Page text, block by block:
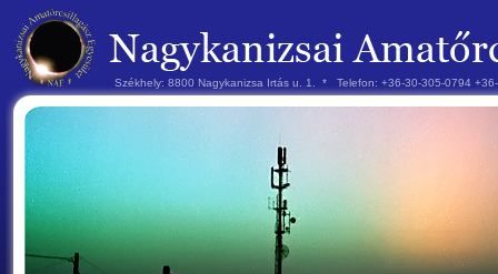
Székhely: 8800 Nagykanizsa Irtás u. 1. * Telefon: +36-30-305-0794